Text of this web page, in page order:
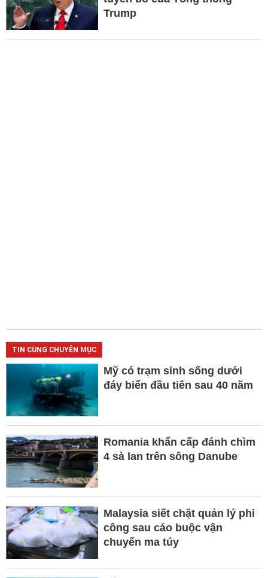
Trump
TIN CÙNG CHUYÊN MỤC
Mỹ có trạm sinh sống dưới
đáy biển đầu tiên sau 40 năm
Romania khẩn cấp đánh chìm
4 sà lan trên sông Danube
Malaysia siết chặt quản lý phi
công sau cáo buộc vận
chuyển ma túy